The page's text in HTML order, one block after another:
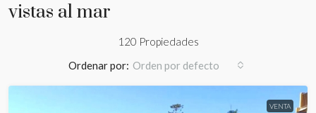
vistas al mar
120 Propiedades
Ordenar por: Orden por defecto
VENTA